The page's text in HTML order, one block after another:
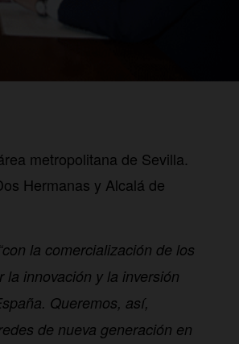
metropolitana de Sevilla.
Hermanas y Alcalá de
“con la comercialización de los
innovación y la inversión
Queremos, así,
de nueva generación en